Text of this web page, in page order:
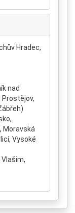
Hradec,
nad
Prostějov,
Moravská
Vysoké